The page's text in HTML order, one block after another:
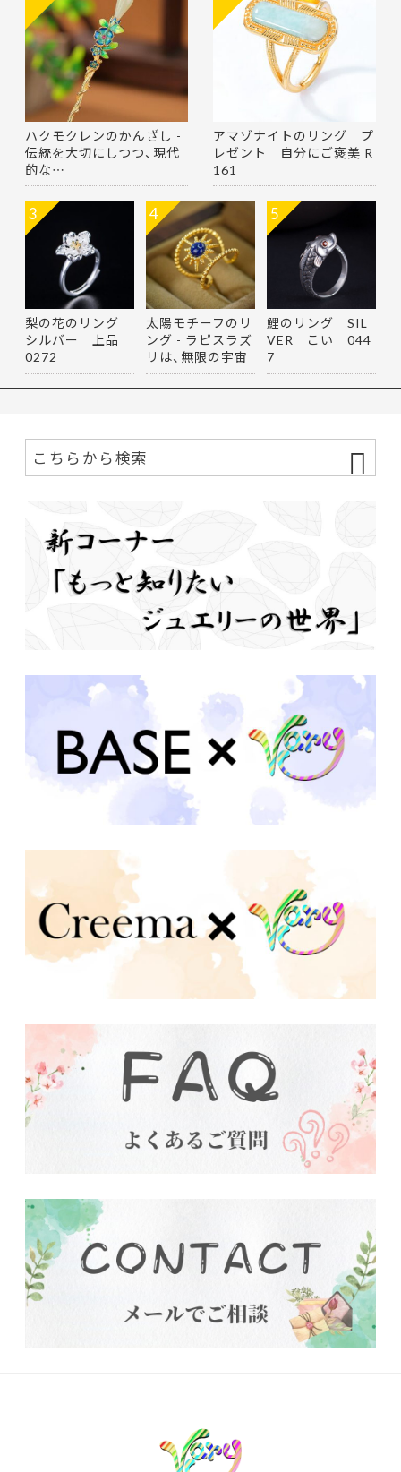
ハクモクレンのかんざし -
伝統を大切にしつつ、現代
的な…
アマゾナイトのリング プ
レゼント 自分にご褒美 R
161
梨の花のリング
シルバー 上品
0272
3
太陽モチーフのリ
ング - ラピスラズ
リは、無限の宇宙
を思…
4
鯉のリング SIL
VER こい 044
7
5